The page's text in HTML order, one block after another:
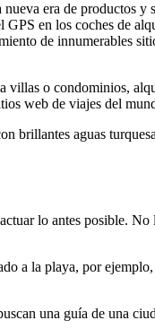
era de productos
en los coches de
de innumerables
o condominios,
web de viajes del
aguas
lo antes posible. No
a la playa, por
una guía de una